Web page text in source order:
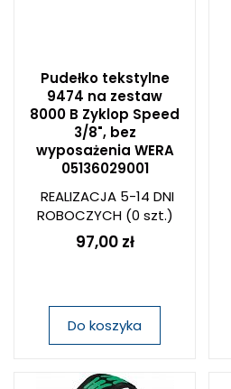
Pudełko tekstylne
9474 na zestaw
8000 B Zyklop Speed
3/8", bez
wyposażenia WERA
05136029001
REALIZACJA 5-14 DNI
ROBOCZYCH(0 szt.)
97,00 zł
Do koszyka